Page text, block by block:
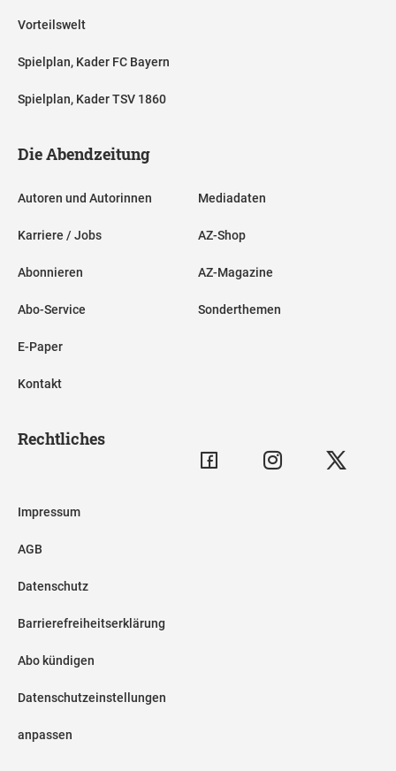
Vorteilswelt
Spielplan, Kader FC Bayern
Spielplan, Kader TSV 1860
Die Abendzeitung
Autoren und Autorinnen
Karriere / Jobs
Abonnieren
Abo-Service
E-Paper
Kontakt
Mediadaten
AZ-Shop
AZ-Magazine
Sonderthemen
Rechtliches
Impressum
AGB
Datenschutz
Barrierefreiheitserklärung
Abo kündigen
Datenschutzeinstellungen
anpassen